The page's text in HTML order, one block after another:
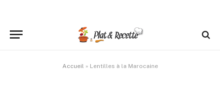
Accueil » Lentilles à la Marocaine